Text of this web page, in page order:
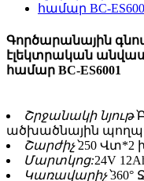
Գործարանային
էլեկտրական
համար BC-ES6001
Շրջանակի նյութ՝
ածխածնային
Շարժիչ՝250
Մարտկոց:24V
Կառավարիչ՝360°